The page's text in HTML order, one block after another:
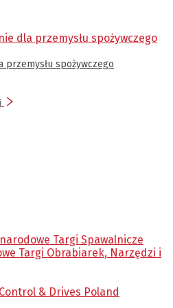
spożywczego